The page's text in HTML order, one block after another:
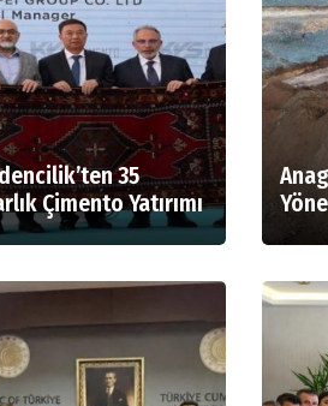
35
Çimento Yatırımı